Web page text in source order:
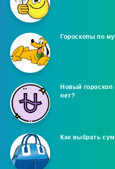
Гороскопы по
Новый
нет?
Как выбрать